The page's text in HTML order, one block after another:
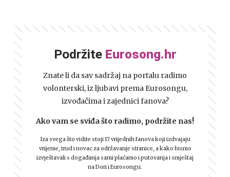
Podržite Eurosong.hr
Znate li da sav sadržaj na portalu radimo
volonterski, iz ljubavi prema Eurosongu,
izvođačima i zajednici fanova?
Ako vam se sviđa što radimo, podržite nas!
Iza svega što vidite stoji 17 vrijednih fanova koji izdvajaju
vrijeme, trud i novac za održavanje stranice, a kako bismo
izvještavali s događanja sami plaćamo i putovanja i smještaj
na Dori i Eurosongu.